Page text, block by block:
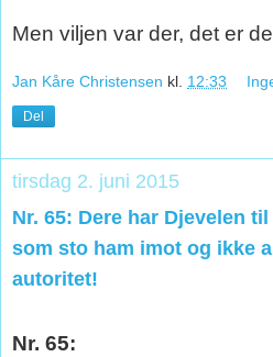
Men viljen var der, det er
Jan Kåre Christensen kl. 12:33
Del
tirsdag 2. juni 2015
Nr. 65: Dere har Djevelen
som sto ham imot og ikke
autoritet!
Nr. 65: